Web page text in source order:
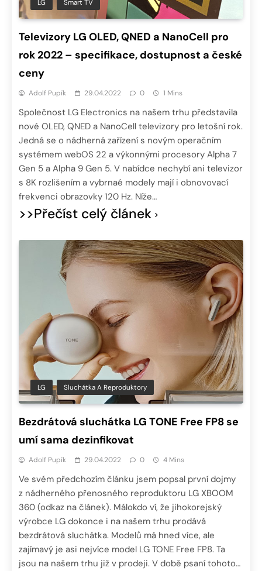
LG Smart TV
Televizory LG OLED, QNED a NanoCell pro
rok 2022 – specifikace, dostupnost a české
ceny
Adolf Pupík 29.04.2022 0 1 Mins
Společnost LG Electronics na našem trhu představila
nové OLED, QNED a NanoCell televizory pro letošní rok.
Jedná se o nádherná zařízení s novým operačním
systémem webOS 22 a výkonnými procesory Alpha 7
Gen 5 a Alpha 9 Gen 5. V nabídce nechybí ani televizor
s 8K rozlišením a vybrnaé modely mají i obnovovací
frekvenci obrazovky 120 Hz. Níže…
>>Přečíst celý článek
LG Sluchátka A Reproduktory
Bezdrátová sluchátka LG TONE Free FP8 se
umí sama dezinfikovat
Adolf Pupík 29.04.2022 0 4 Mins
Ve svém předchozím článku jsem popsal první dojmy
z nádherného přenosného reproduktoru LG XBOOM
360 (odkaz na článek). Málokdo ví, že jihokorejský
výrobce LG dokonce i na našem trhu prodává
bezdrátová sluchátka. Modelů má hned více, ale
zajímavý je asi nejvíce model LG TONE Free FP8. Ta
jsou na našem trhu již v prodeji. V době psaní tohoto…